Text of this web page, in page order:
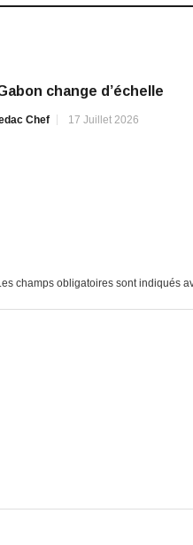
change d’échelle
Chef 17 Juillet 2026
champs obligatoires sont indiqués